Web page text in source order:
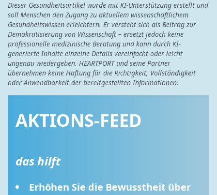
Dieser Gesundheitsartikel wurde mit KI-Unterstützung erstellt und
soll Menschen den Zugang zu aktuellem wissenschaftlichem
Gesundheitswissen erleichtern. Er versteht sich als Beitrag zur
Demokratisierung von Wissenschaft – ersetzt jedoch keine
professionelle medizinische Beratung und kann durch KI-
generierte Inhalte einzelne Details vereinfacht oder leicht
ungenau wiedergeben. HEARTPORT und seine Partner
übernehmen keine Haftung für die Richtigkeit, Vollständigkeit
oder Anwendbarkeit der bereitgestellten Informationen.
AKTIONS-FEED
das hilft
Erhöhen Sie die Bewusstheit über